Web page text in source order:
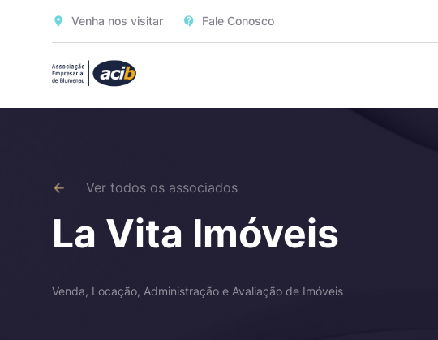
Venha nos visitar Fale Conosco
Ver todos os associados
La Vita Imóveis
Venda, Locação, Administração e Avaliação de Imóveis